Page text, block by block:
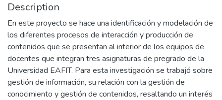
Description
En este proyecto se hace una identificación y modelación de
los diferentes procesos de interacción y producción de
contenidos que se presentan al interior de los equipos de
docentes que integran tres asignaturas de pregrado de la
Universidad EAFIT. Para esta investigación se trabajó sobre
gestión de información, su relación con la gestión de
conocimiento y gestión de contenidos, resaltando un interés